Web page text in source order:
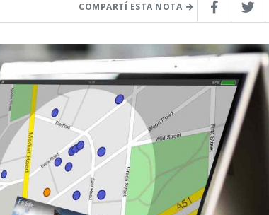
COMPARTÍ ESTA NOTA